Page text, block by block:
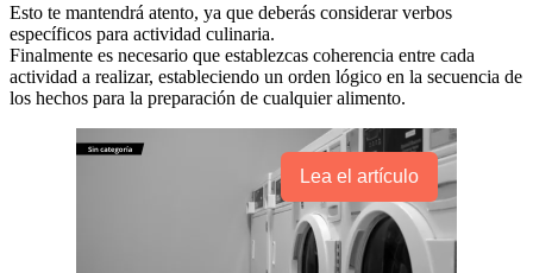
Esto te mantendrá atento, ya que deberás considerar verbos
específicos para actividad culinaria.
Finalmente es necesario que establezcas coherencia entre cada
actividad a realizar, estableciendo un orden lógico en la secuencia de
los hechos para la preparación de cualquier alimento.
Lea el artículo